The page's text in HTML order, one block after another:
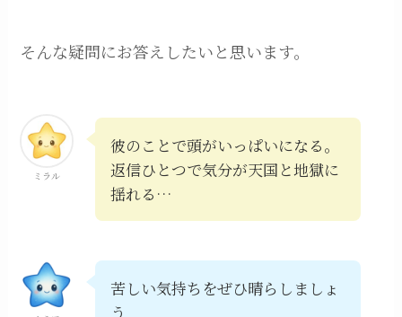
そんな疑問にお答えしたいと思います。
ミラル
彼のことで頭がいっぱいになる。
返信ひとつで気分が天国と地獄に
揺れる…
苦しい気持ちをぜひ晴らしましょ
う